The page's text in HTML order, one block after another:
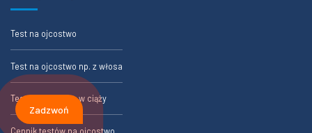
Test na ojcostwo
Test na ojcostwo np. z włosa
Test na ojcostwo w ciąży
Zadzwoń